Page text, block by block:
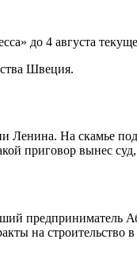
до 4 августа
Швеция.
На скамье
приговор вынес
предприниматель
на